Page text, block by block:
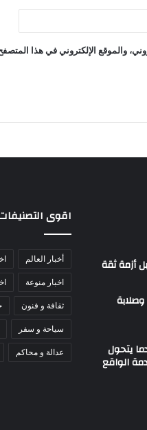
والموقع الإلكتروني في هذا
أزمة ثقة
يتحول
الواقع
اقوى
أخبار العالم
اخبار منوعة
ثقافة و فنون
سياحة و سفر
عدالة و محاكم